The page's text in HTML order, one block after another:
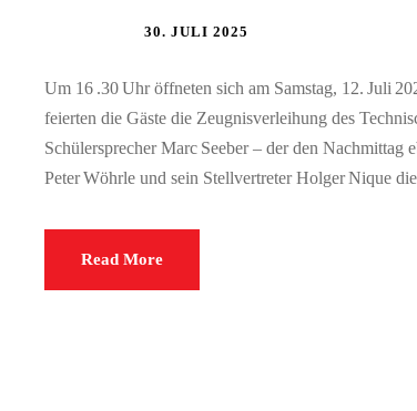
30. JULI 2025
Um 16 .30 Uhr öffneten sich am Samstag, 12. Juli
feierten die Gäste die Zeugnisverleihung des
Schülersprecher Marc Seeber – der den
Peter Wöhrle und sein Stellvertreter Holger Nique
Read More